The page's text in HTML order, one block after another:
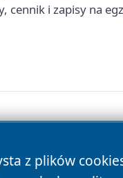
cennik i zapisy na
z plików